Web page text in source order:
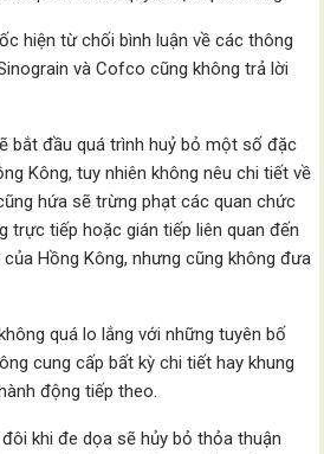
hiện từ chối bình luận về các thông
và Cofco cũng không trả lời
bắt đầu quá trình huỷ bỏ một số đặc
Kông, tuy nhiên không nêu chi tiết về
hứa sẽ trừng phạt các quan chức
trực tiếp hoặc gián tiếp liên quan đến
Hồng Kông, nhưng cũng không đưa
quá lo lắng với những tuyên bố
cung cấp bất kỳ chi tiết hay khung
động tiếp theo.
khi đe dọa sẽ hủy bỏ thỏa thuận